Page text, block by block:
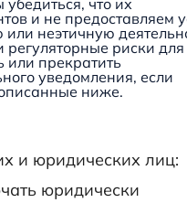
и не предоставляем
неэтичную
риски для
или прекратить
уведомления, если
ниже.
и юридических лиц:
юридически